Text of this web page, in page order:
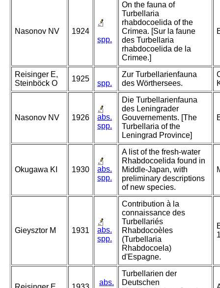
Nasonov NV
1924
spp.
On the fauna of
Turbellaria
rhabdocoelida of the
Crimea. [Sur la faune
des Turbellaria
rhabdocoelida de la
Crimee.]
Reisinger E,
Steinböck O
1925
spp.
Zur Turbellarienfauna
des Wörthersees.
Nasonov NV 1926
abs.
spp.
Die Turbellarienfauna
des Leningrader
Gouvernements. [The
Turbellaria of the
Leningrad Province]
Okugawa KI 1930
abs.
spp.
A list of the fresh-water
Rhabdocoelida found in
Middle-Japan, with
preliminary descriptions
of new species.
Gieysztor M 1931
abs.
spp.
Contribution à la
connaissance des
Turbellariés
Rhabdocoèles
(Turbellaria
Rhabdocoela)
d'Espagne.
abs.
Turbellarien der
Deutschen